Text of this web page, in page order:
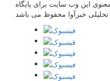
این وب سایت برای پایگاه
خبرآوا محفوظ می باشد